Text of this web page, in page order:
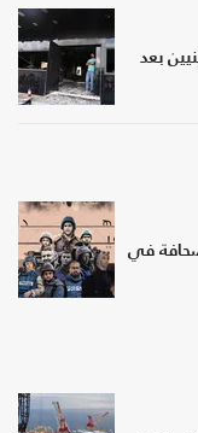
بعد
في